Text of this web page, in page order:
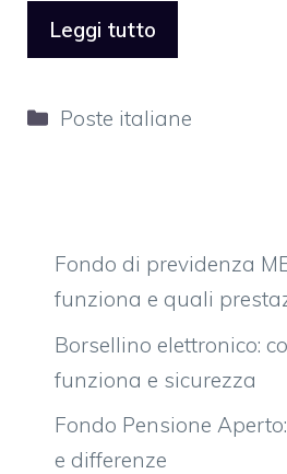
Leggi tutto
Categorie
Poste italiane
Fondo di previdenza
funziona e quali
Borsellino elettronico:
funziona e sicurezza
Fondo Pensione
e differenze